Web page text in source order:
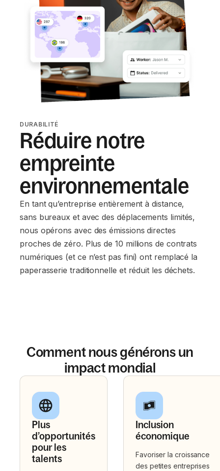
DURABILITÉ
Réduire notre
empreinte
environnementale
En tant qu’entreprise entièrement à distance,
sans bureaux et avec des déplacements limités,
nous opérons avec des émissions directes
proches de zéro. Plus de 10 millions de contrats
numériques (et ce n’est pas fini) ont remplacé la
paperasserie traditionnelle et réduit les déchets.
Comment nous générons un
impact mondial
Plus
d’opportunités
pour les
talents
Inclusion
économique
Favoriser la croissance
des petites entreprises